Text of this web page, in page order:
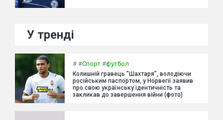
У тренді
# #Спорт #футбол
Колишній гравець "Шахтаря", володіючи
російським паспортом, у Норвегії заявив
про свою українську ідентичність та
закликав до завершення війни (фото)